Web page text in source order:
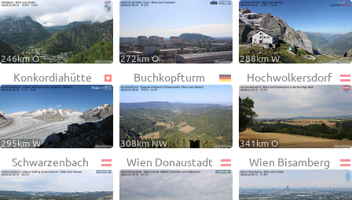
246km O 272km O 288km W
Konkordiahütte
295km W
Buchkopfturm
308km NW
Hochwolkersdorf
341km O
Schwarzenbach Wien Donaustadt Wien Bisamberg